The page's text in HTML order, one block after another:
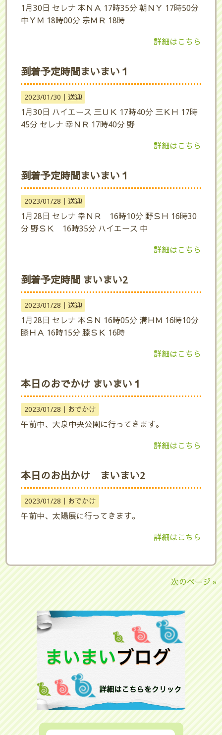
1月30日 セレナ 本ＮＡ 17時35分 朝ＮＹ 17時50分
中ＹＭ 18時00分 宗ＭＲ 18時
詳細はこちら
到着予定時間まいまい１
2023/01/30｜ 送迎
1月30日 ハイエース 三ＵＫ 17時40分 三ＫＨ 17時
45分 セレナ 幸ＮＲ 17時40分 野
詳細はこちら
到着予定時間まいまい１
2023/01/28｜ 送迎
1月28日 セレナ 幸ＮＲ 16時10分 野ＳＨ 16時30
分 野ＳＫ 16時35分 ハイエース 中
詳細はこちら
到着予定時間 まいまい2
2023/01/28｜ 送迎
1月28日 セレナ 本ＳＮ 16時05分 溝ＨＭ 16時10分
膝ＨＡ 16時15分 膝ＳＫ 16時
詳細はこちら
本日のおでかけ まいまい１
2023/01/28｜ おでかけ
午前中、大泉中央公園に行ってきます。
詳細はこちら
本日のお出かけ まいまい2
2023/01/28｜ おでかけ
午前中、太陽展に行ってきます。
詳細はこちら
次のページ »